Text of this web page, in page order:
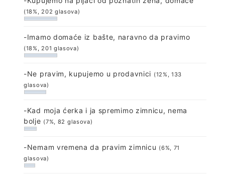
(18%, 202 glasova)
-Imamo domaće iz bašte, naravno da pravimo
(18%, 201 glasova)
-Ne pravim, kupujemo u prodavnici (12%, 133
glasova)
-Kad moja ćerka i ja spremimo zimnicu, nema
bolje (7%, 82 glasova)
-Nemam vremena da pravim zimnicu (6%, 71
glasova)